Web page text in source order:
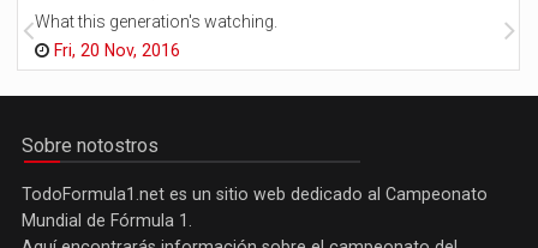
What this generation's watching.
Fri, 20 Nov, 2016
Sobre notostros
TodoFormula1.net es un sitio web dedicado al Campeonato
Mundial de Fórmula 1.